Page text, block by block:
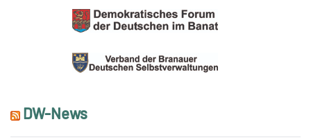
DW-News